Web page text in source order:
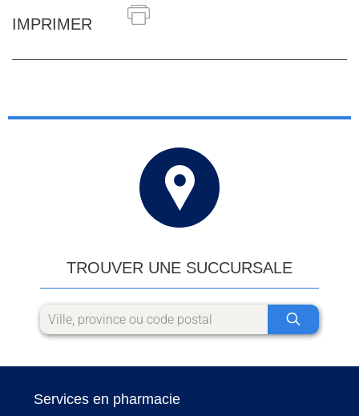
IMPRIMER
TROUVER UNE SUCCURSALE
Services en pharmacie